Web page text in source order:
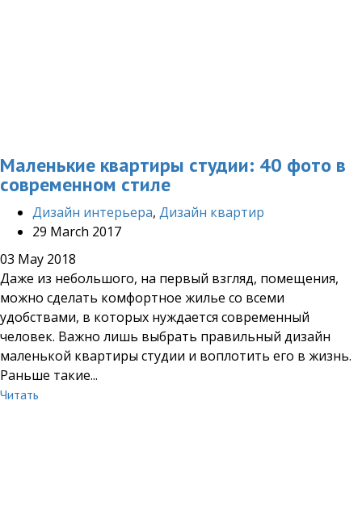
Маленькие квартиры студии: 40 фото в
современном стиле
Дизайн интерьера, Дизайн квартир
29 March 2017
03 May 2018
Даже из небольшого, на первый взгляд, помещения,
можно сделать комфортное жилье со всеми
удобствами, в которых нуждается современный
человек. Важно лишь выбрать правильный дизайн
маленькой квартиры студии и воплотить его в жизнь.
Раньше такие...
Читать